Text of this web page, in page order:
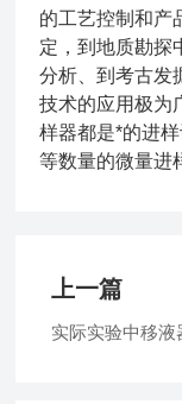
的工艺控制和产
定，到地质勘探
分析、到考古发
技术的应用极为
样器都是*的进
等数量的微量进
上一篇
实际实验中移